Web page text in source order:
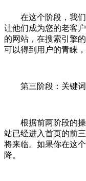
在这个阶段，我们
让他们成为您的老客
的网站，在搜索引擎
可以得到用户的青睐
第三阶段：关键词
根据前两阶段的操
站已经进入首页的前
将来临。如果你在这
降。